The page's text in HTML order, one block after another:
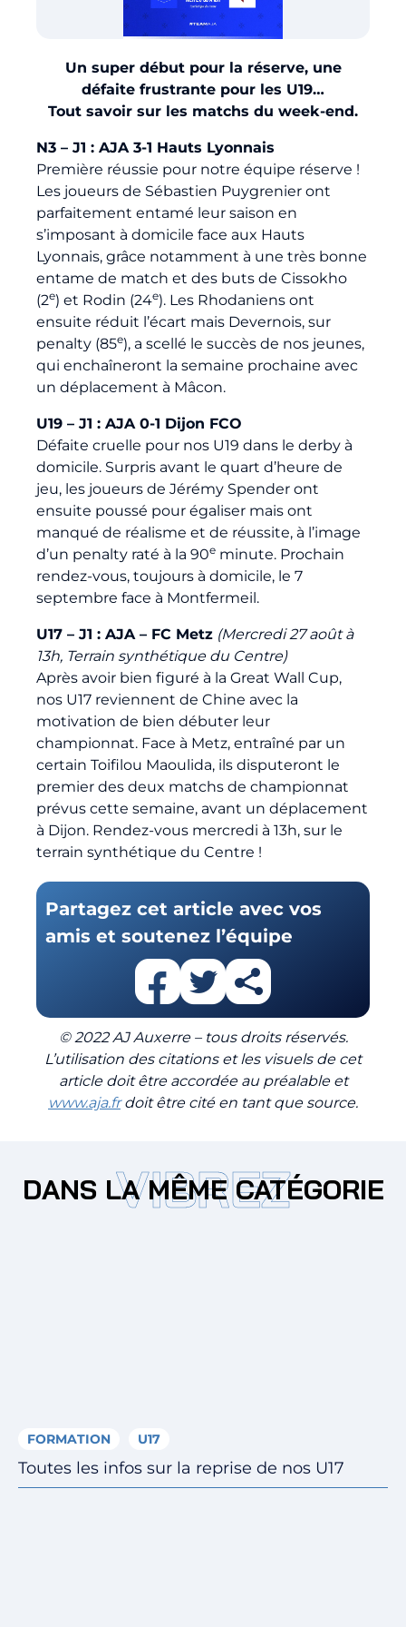
Un super début pour la réserve, une
défaite frustrante pour les U19…
Tout savoir sur les matchs du week-end.
N3 – J1 : AJA 3-1 Hauts Lyonnais
Première réussie pour notre équipe réserve !
Les joueurs de Sébastien Puygrenier ont
parfaitement entamé leur saison en
s’imposant à domicile face aux Hauts
Lyonnais, grâce notamment à une très bonne
entame de match et des buts de Cissokho
(2e) et Rodin (24e). Les Rhodaniens ont
ensuite réduit l’écart mais Devernois, sur
penalty (85e), a scellé le succès de nos jeunes,
qui enchaîneront la semaine prochaine avec
un déplacement à Mâcon.
U19 – J1 : AJA 0-1 Dijon FCO
Défaite cruelle pour nos U19 dans le derby à
domicile. Surpris avant le quart d’heure de
jeu, les joueurs de Jérémy Spender ont
ensuite poussé pour égaliser mais ont
manqué de réalisme et de réussite, à l’image
d’un penalty raté à la 90e minute. Prochain
rendez-vous, toujours à domicile, le 7
septembre face à Montfermeil.
U17 – J1 : AJA – FC Metz (Mercredi 27 août à
13h, Terrain synthétique du Centre)
Après avoir bien figuré à la Great Wall Cup,
nos U17 reviennent de Chine avec la
motivation de bien débuter leur
championnat. Face à Metz, entraîné par un
certain Toifilou Maoulida, ils disputeront le
premier des deux matchs de championnat
prévus cette semaine, avant un déplacement
à Dijon. Rendez-vous mercredi à 13h, sur le
terrain synthétique du Centre !
Partagez cet article avec vos
amis et soutenez l’équipe
© 2022 AJ Auxerre – tous droits réservés.
L’utilisation des citations et les visuels de cet
article doit être accordée au préalable et
www.aja.frdoit être cité en tant que source.
VIBREZ
DANS LA MÊME CATÉGORIE
FORMATION U17
Toutes les infos sur la reprise de nos U17